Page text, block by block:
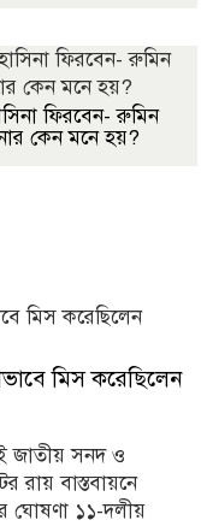
ফিরবেন- রুমিন
কেন মনে হয়?
মিস করেছিলেন